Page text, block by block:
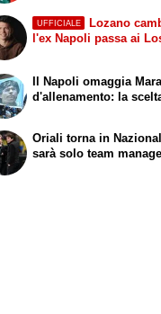
UFFICIALE
Lozano
l'ex Napoli passa ai
Il Napoli omaggia
d'allenamento: la
Oriali torna in
sarà solo team